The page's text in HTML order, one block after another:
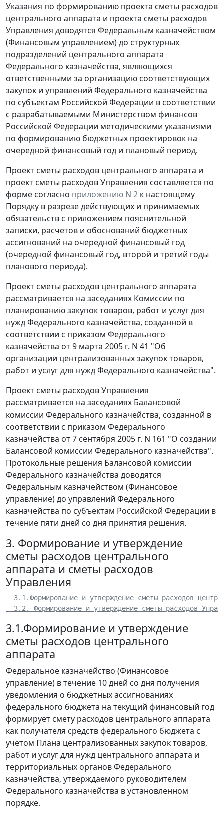
Указания по формированию проекта сметы расходов
центрального аппарата и проекта сметы расходов
Управления доводятся Федеральным казначейством
(Финансовым управлением) до структурных
подразделений центрального аппарата
Федерального казначейства, являющихся
ответственными за организацию соответствующих
закупок и управлений Федерального казначейства
по субъектам Российской Федерации в соответствии
с разрабатываемыми Министерством финансов
Российской Федерации методическими указаниями
по формированию бюджетных проектировок на
очередной финансовый год и плановый период.
Проект сметы расходов центрального аппарата и
проект сметы расходов Управления составляется по
форме согласно приложению N 2 к настоящему
Порядку в разрезе действующих и принимаемых
обязательств с приложением пояснительной
записки, расчетов и обоснований бюджетных
ассигнований на очередной финансовый год
(очередной финансовый год, второй и третий годы
планового периода).
Проект сметы расходов центрального аппарата
рассматривается на заседаниях Комиссии по
планированию закупок товаров, работ и услуг для
нужд Федерального казначейства, созданной в
соответствии с приказом Федерального
казначейства от 9 марта 2005 г. N 41 "Об
организации централизованных закупок товаров,
работ и услуг для нужд Федерального казначейства".
Проект сметы расходов Управления
рассматривается на заседаниях Балансовой
комиссии Федерального казначейства, созданной в
соответствии с приказом Федерального
казначейства от 7 сентября 2005 г. N 161 "О создании
Балансовой комиссии Федерального казначейства".
Протокольные решения Балансовой комиссии
Федерального казначейства доводятся
Федеральным казначейством (Финансовое
управление) до управлений Федерального
казначейства по субъектам Российской Федерации в
течение пяти дней со дня принятия решения.
3. Формирование и утверждение
сметы расходов центрального
аппарата и сметы расходов
Управления
3.1.Формирование и утверждение сметы расходов
3.2. Формирование и утверждение сметы расходов
3.1.Формирование и утверждение
сметы расходов центрального
аппарата
Федеральное казначейство (Финансовое
управление) в течение 10 дней со дня получения
уведомления о бюджетных ассигнованиях
федерального бюджета на текущий финансовый год
формирует смету расходов центрального аппарата
как получателя средств федерального бюджета с
учетом Плана централизованных закупок товаров,
работ и услуг для нужд центрального аппарата и
территориальных органов Федерального
казначейства, утверждаемого руководителем
Федерального казначейства в установленном
порядке.